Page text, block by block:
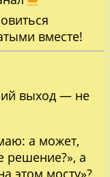
вместе!
выход — не
а может,
решение?», а
этом мосту»?